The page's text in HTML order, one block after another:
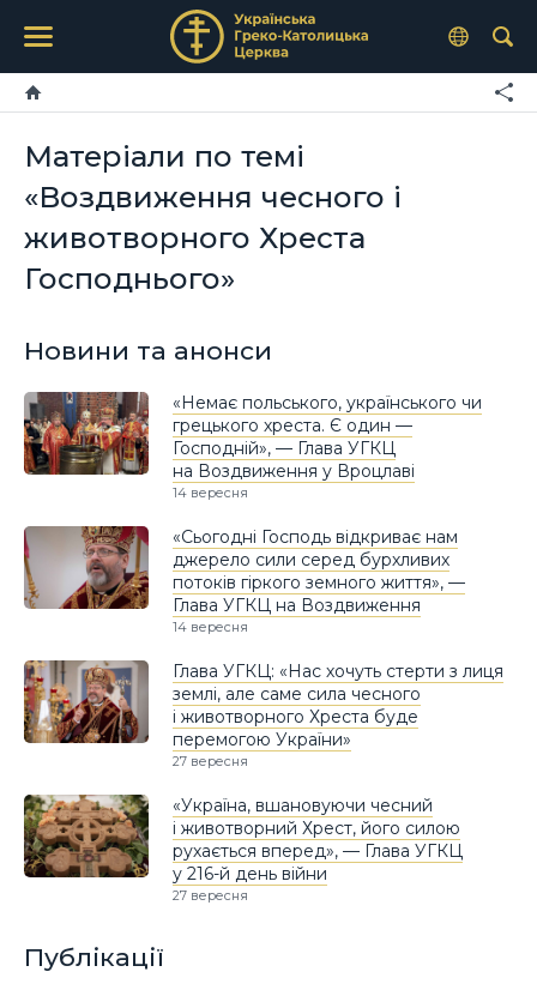
Матеріали по темі
«Воздвиження чесного і
животворного Хреста
Господнього»
Новини та анонси
«Немає польського, українського чи
грецького хреста. Є один —
Господній», — Глава УГКЦ
на Воздвиження у Вроцлаві
14 вересня
«Сьогодні Господь відкриває нам
джерело сили серед бурхливих
потоків гіркого земного життя», —
Глава УГКЦ на Воздвиження
14 вересня
Глава УГКЦ: «Нас хочуть стерти з лиця
землі, але саме сила чесного
і животворного Хреста буде
перемогою України»
27 вересня
«Україна, вшановуючи чесний
і животворний Хрест, його силою
рухається вперед», — Глава УГКЦ
у 216-й день війни
27 вересня
Публікації